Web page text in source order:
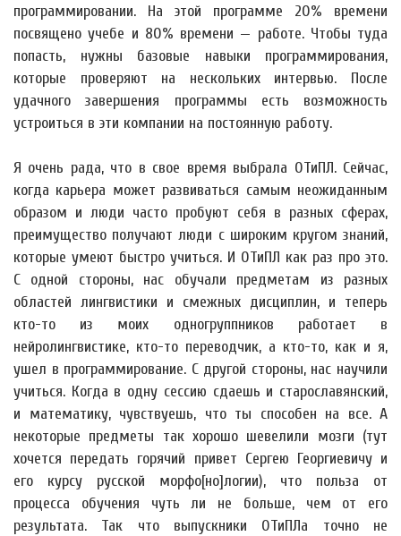
программировании. На этой программе 20% времени
посвящено учебе и 80% времени — работе. Чтобы туда
попасть, нужны базовые навыки программирования,
которые проверяют на нескольких интервью. После
удачного завершения программы есть возможность
устроиться в эти компании на постоянную работу.
Я очень рада, что в свое время выбрала ОТиПЛ. Сейчас,
когда карьера может развиваться самым неожиданным
образом и люди часто пробуют себя в разных сферах,
преимущество получают люди с широким кругом знаний,
которые умеют быстро учиться. И ОТиПЛ как раз про это.
С одной стороны, нас обучали предметам из разных
областей лингвистики и смежных дисциплин, и теперь
кто-то из моих одногруппников работает в
нейролингвистике, кто-то переводчик, а кто-то, как и я,
ушел в программирование. С другой стороны, нас научили
учиться. Когда в одну сессию сдаешь и старославянский,
и математику, чувствуешь, что ты способен на все. А
некоторые предметы так хорошо шевелили мозги (тут
хочется передать горячий привет Сергею Георгиевичу и
его курсу русской морфо[но]логии), что польза от
процесса обучения чуть ли не больше, чем от его
результата. Так что выпускники ОТиПЛа точно не